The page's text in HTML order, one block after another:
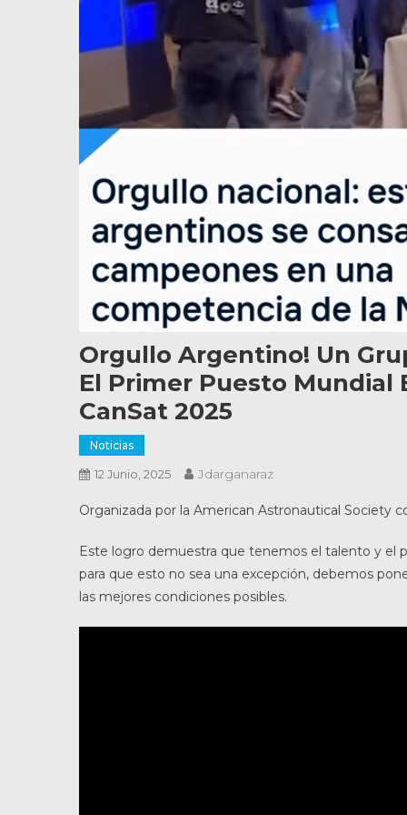
Orgullo Argentino! Un
El Primer Puesto Mundial
CanSat 2025
Noticias
12 Junio, 2025 Jdarganaraz
Organizada por la American Astronautical Society
Este logro demuestra que tenemos el talento y el
para que esto no sea una excepción, debemos
las mejores condiciones posibles.